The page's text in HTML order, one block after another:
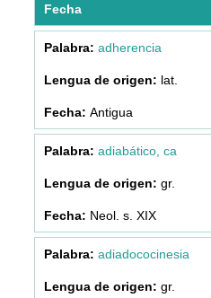
Fecha
adherencia
lat.
Antigua
adiabático, ca
gr.
Neol. s. XIX
adiadococinesia
gr.